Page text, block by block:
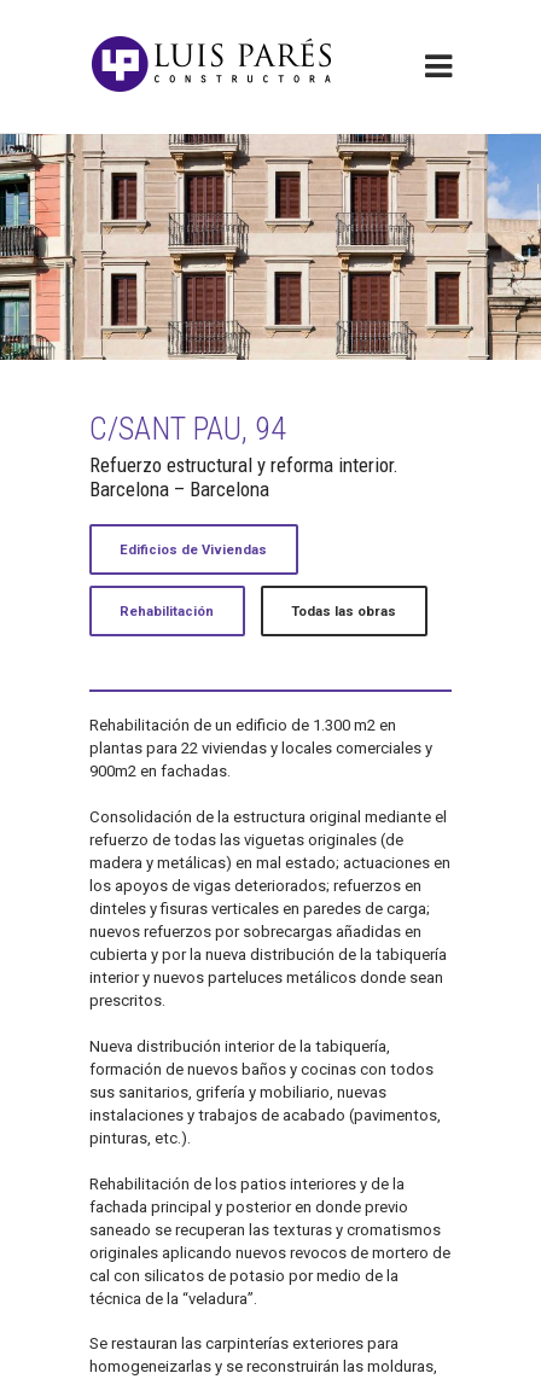
C/SANT PAU, 94
Refuerzo estructural y reforma interior.
Barcelona – Barcelona
Edificios de Viviendas
Rehabilitación Todas las obras
Rehabilitación de un edificio de 1.300 m2 en
plantas para 22 viviendas y locales comerciales y
900m2 en fachadas.
Consolidación de la estructura original mediante el
refuerzo de todas las viguetas originales (de
madera y metálicas) en mal estado; actuaciones en
los apoyos de vigas deteriorados; refuerzos en
dinteles y fisuras verticales en paredes de carga;
nuevos refuerzos por sobrecargas añadidas en
cubierta y por la nueva distribución de la tabiquería
interior y nuevos parteluces metálicos donde sean
prescritos.
Nueva distribución interior de la tabiquería,
formación de nuevos baños y cocinas con todos
sus sanitarios, grifería y mobiliario, nuevas
instalaciones y trabajos de acabado (pavimentos,
pinturas, etc.).
Rehabilitación de los patios interiores y de la
fachada principal y posterior en donde previo
saneado se recuperan las texturas y cromatismos
originales aplicando nuevos revocos de mortero de
cal con silicatos de potasio por medio de la
técnica de la “veladura”.
Se restauran las carpinterías exteriores para
homogeneizarlas y se reconstruirán las molduras,